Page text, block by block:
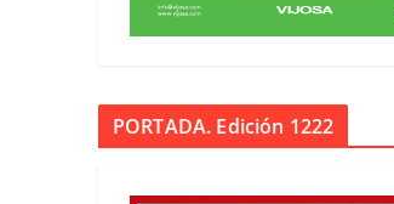
PORTADA. Edición 1222